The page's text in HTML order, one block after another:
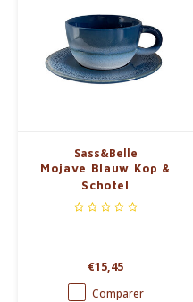
Sass&Belle
Mojave Blauw Kop &
Schotel
€15,45
Comparer